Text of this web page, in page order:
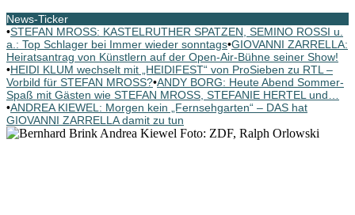
News-Ticker
•STEFAN MROSS: KASTELRUTHER SPATZEN, SEMINO ROSSI u.
a.: Top Schlager bei Immer wieder sonntags•GIOVANNI ZARRELLA:
Heiratsantrag von Künstlern auf der Open-Air-Bühne seiner Show!
•HEIDI KLUM wechselt mit „HEIDIFEST“ von ProSieben zu RTL –
Vorbild für STEFAN MROSS?•ANDY BORG: Heute Abend Sommer-
Spaß mit Gästen wie STEFAN MROSS, STEFANIE HERTEL und…
•ANDREA KIEWEL: Morgen kein „Fernsehgarten“ – DAS hat
GIOVANNI ZARRELLA damit zu tun